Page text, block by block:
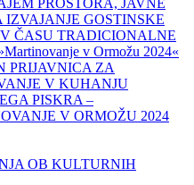
PROSTORA, JAVNE
IZVAJANJE GOSTINSKE
ČASU TRADICIONALNE
v Ormožu 2024«
PRIJAVNICA ZA
V KUHANJU
PISKRA –
V ORMOŽU 2024
OB KULTURNIH